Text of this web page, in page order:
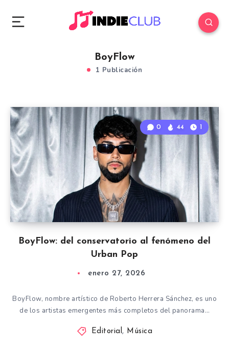
BoyFlow
1 Publicación
BoyFlow: del conservatorio al fenómeno del
Urban Pop
0 44 1
enero 27, 2026
BoyFlow, nombre artístico de Roberto Herrera Sánchez, es uno
de los artistas emergentes más completos del panorama…
Editorial, Música